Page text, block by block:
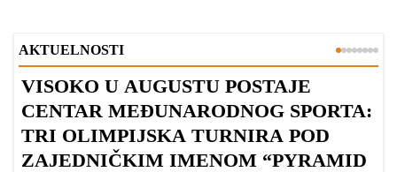
AKTUELNOSTI
VISOKO U AUGUSTU POSTAJE
CENTAR MEĐUNARODNOG SPORTA:
TRI OLIMPIJSKA TURNIRA POD
ZAJEDNIČKIM IMENOM “PYRAMID